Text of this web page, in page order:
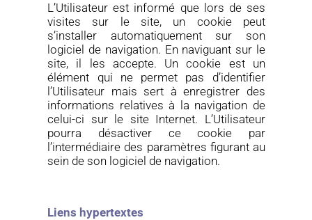
L’Utilisateur est informé que lors de ses
visites sur le site, un cookie peut
s’installer automatiquement sur son
logiciel de navigation. En naviguant sur le
site, il les accepte.
Un cookie est un
élément qui ne permet pas d’identifier
l’Utilisateur mais sert à enregistrer des
informations relatives à la navigation de
celui-ci sur le site Internet. L’Utilisateur
pourra désactiver ce cookie par
l’intermédiaire des paramètres figurant au
sein de son logiciel de navigation.
Liens hypertextes